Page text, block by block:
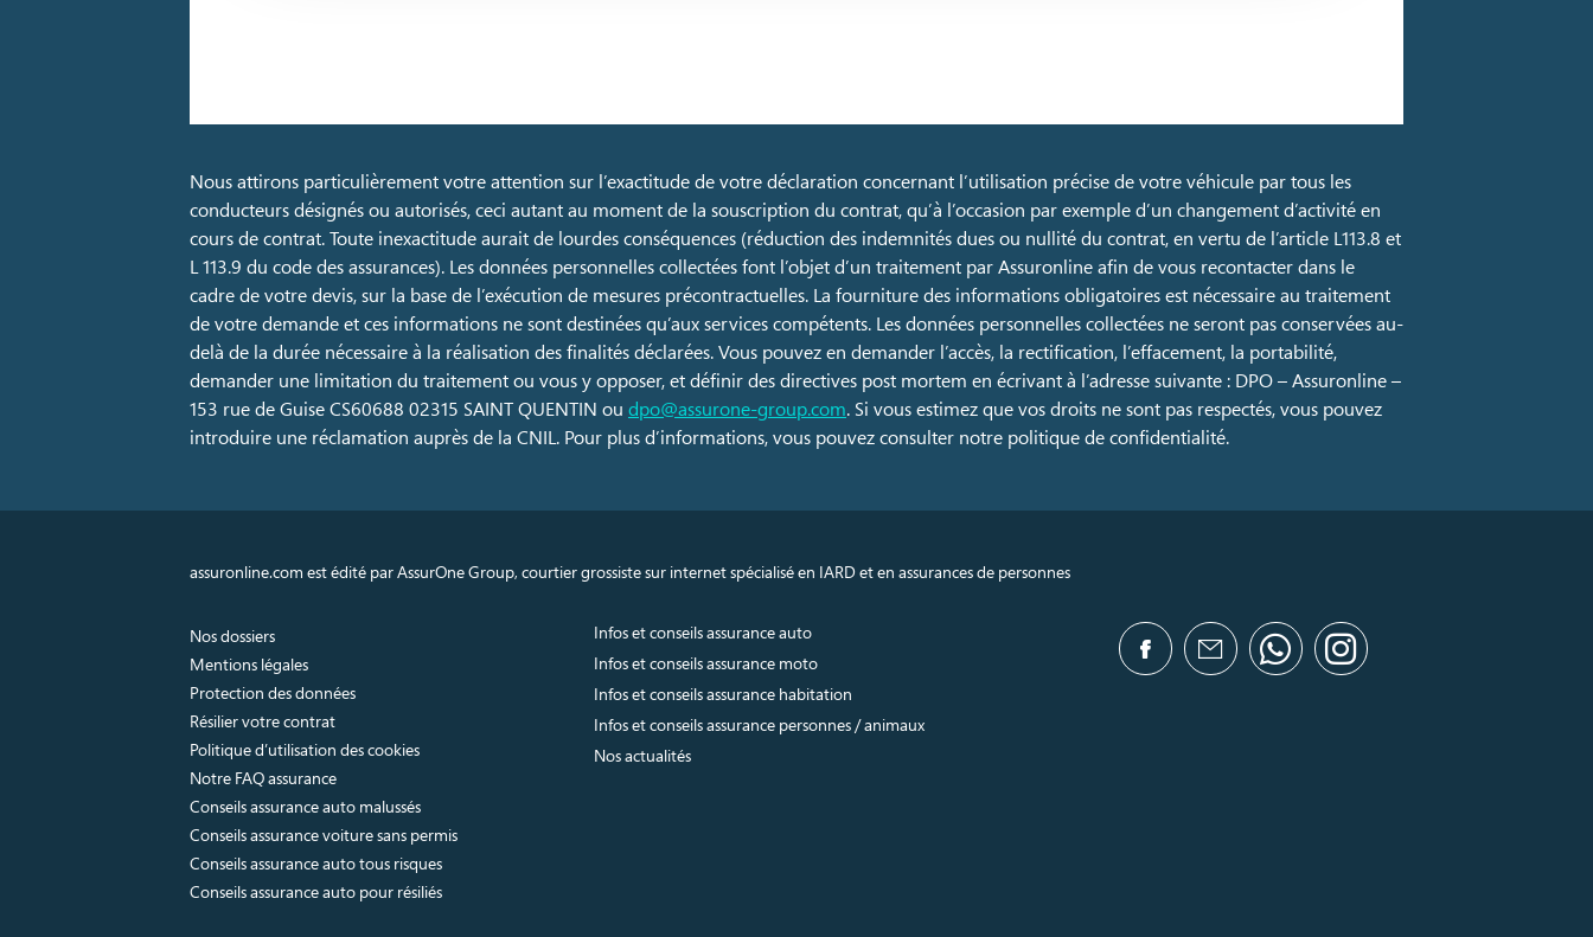
Nous attirons particulièrement votre attention sur l’exactitude de votre déclaration concernant l’utilisation précise de votre véhicule par tous les
conducteurs désignés ou autorisés, ceci autant au moment de la souscription du contrat, qu’à l’occasion par exemple d’un changement d’activité en
cours de contrat. Toute inexactitude aurait de lourdes conséquences (réduction des indemnités dues ou nullité du contrat, en vertu de l’article L113.8 et
L 113.9 du code des assurances). Les données personnelles collectées font l’objet d’un traitement par Assuronline afin de vous recontacter dans le
cadre de votre devis, sur la base de l’exécution de mesures précontractuelles. La fourniture des informations obligatoires est nécessaire au traitement
de votre demande et ces informations ne sont destinées qu’aux services compétents. Les données personnelles collectées ne seront pas conservées au-
delà de la durée nécessaire à la réalisation des finalités déclarées. Vous pouvez en demander l’accès, la rectification, l’effacement, la portabilité,
demander une limitation du traitement ou vous y opposer, et définir des directives post mortem en écrivant à l’adresse suivante : DPO – Assuronline –
153 rue de Guise CS60688 02315 SAINT QUENTIN ou dpo@assurone-group.com. Si vous estimez que vos droits ne sont pas respectés, vous pouvez
introduire une réclamation auprès de la CNIL. Pour plus d’informations, vous pouvez consulter notre politique de confidentialité.
assuronline.com est édité par AssurOne Group, courtier grossiste sur internet spécialisé en IARD et en assurances de personnes
Nos dossiers
Mentions légales
Protection des données
Résilier votre contrat
Politique d’utilisation des cookies
Notre FAQ assurance
Conseils assurance auto malussés
Conseils assurance voiture sans permis
Conseils assurance auto tous risques
Conseils assurance auto pour résiliés
Infos et conseils assurance auto
Infos et conseils assurance moto
Infos et conseils assurance habitation
Infos et conseils assurance personnes / animaux
Nos actualités